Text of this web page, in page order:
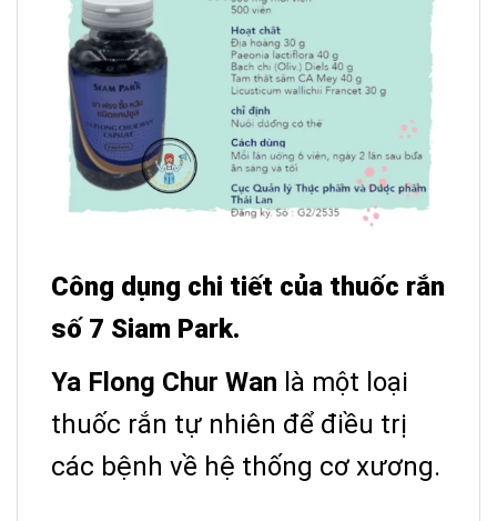
Công dụng chi tiết của thuốc rắn
số 7 Siam Park.
Ya Flong Chur Wan là một loại
thuốc rắn tự nhiên để điều trị
các bệnh về hệ thống cơ xương.